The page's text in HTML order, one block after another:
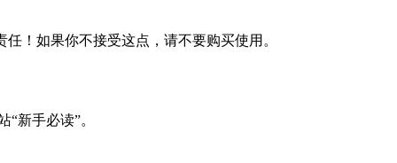
！如果你不接受这点，请不要购买使用。
新手必读”。